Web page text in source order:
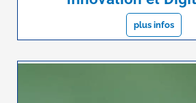
plus infos